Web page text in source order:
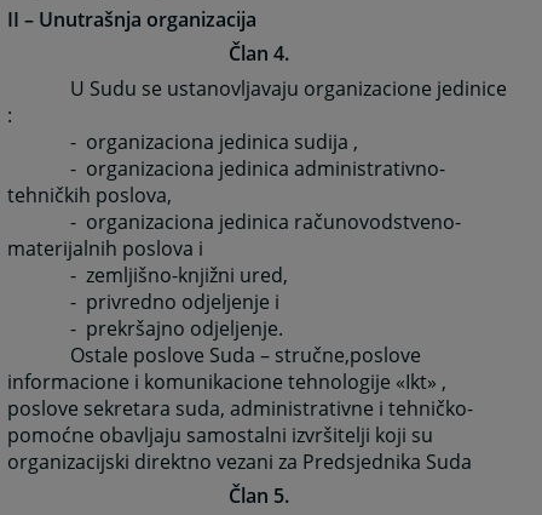
II – Unutrašnja organizacija
Član 4.
U Sudu se ustanovljavaju organizacione jedinice
:
- organizaciona jedinica sudija ,
- organizaciona jedinica administrativno-
tehničkih poslova,
- organizaciona jedinica računovodstveno-
materijalnih poslova i
- zemljišno-knjižni ured,
- privredno odjeljenje i
- prekršajno odjeljenje.
Ostale poslove Suda – stručne,poslove
informacione i komunikacione tehnologije «Ikt» ,
poslove sekretara suda, administrativne i tehničko-
pomoćne obavljaju samostalni izvršitelji koji su
organizacijski direktno vezani za Predsjednika Suda
Član 5.